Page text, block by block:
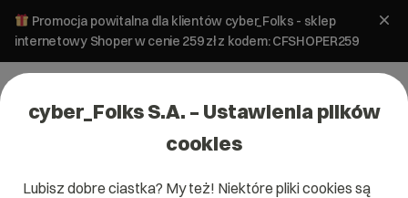
Promocja powitalna dla klientów cyber_Folks - sklep
internetowy Shoper w cenie 259 zł z kodem: CFSHOPER259
cyber_Folks S.A. – Ustawienia plików
cookies
Lubisz dobre ciastka? My też! Niektóre pliki cookies są